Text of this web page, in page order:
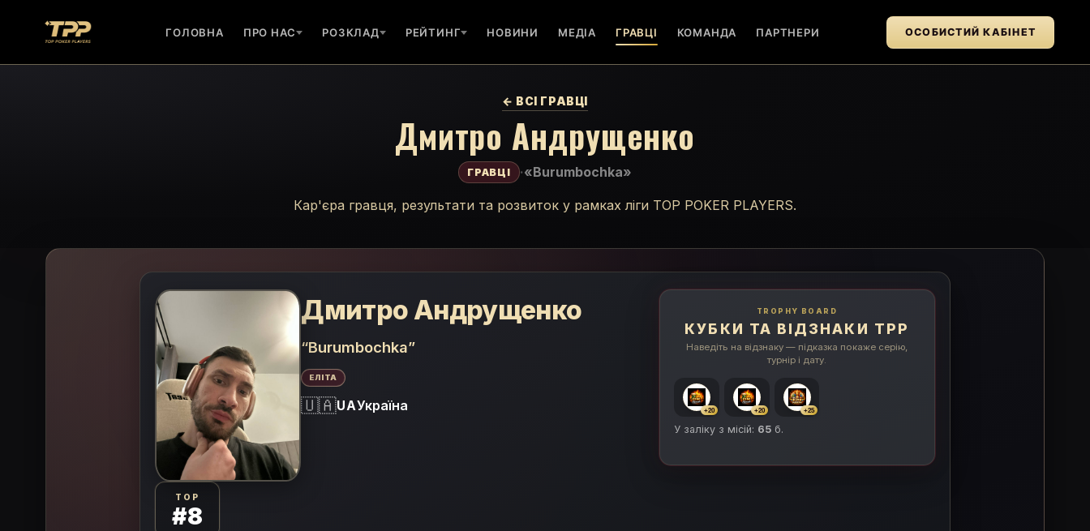
ГОЛОВНА ПРО НАС РОЗКЛАД РЕЙТИНГ НОВИНИ МЕДІА ГРАВЦІ КОМАНДА ПАРТНЕРИ ОСОБИСТИЙ КАБІНЕТ
← ВСІ ГРАВЦІ
Дмитро Андрущенко
ГРАВЦІ ·«Burumbochka»
Кар'єра гравця, результати та розвиток у рамках ліги TOP POKER PLAYERS.
Дмитро Андрущенко
“Burumbochka”
ЕЛІТА
🇺🇦UAУкраїна
TOP
#8
TROPHY BOARD
КУБКИ ТА ВІДЗНАКИ TPP
Наведіть на відзнаку — підказка покаже серію,
турнір і дату.
+20 +20 +25
У заліку з місій: 65 б.